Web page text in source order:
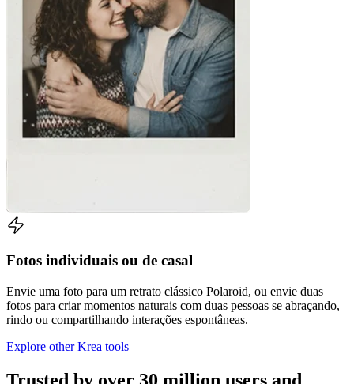
Fotos individuais ou de casal
Envie uma foto para um retrato clássico Polaroid, ou envie duas
fotos para criar momentos naturais com duas pessoas se abraçando,
rindo ou compartilhando interações espontâneas.
Explore other Krea tools